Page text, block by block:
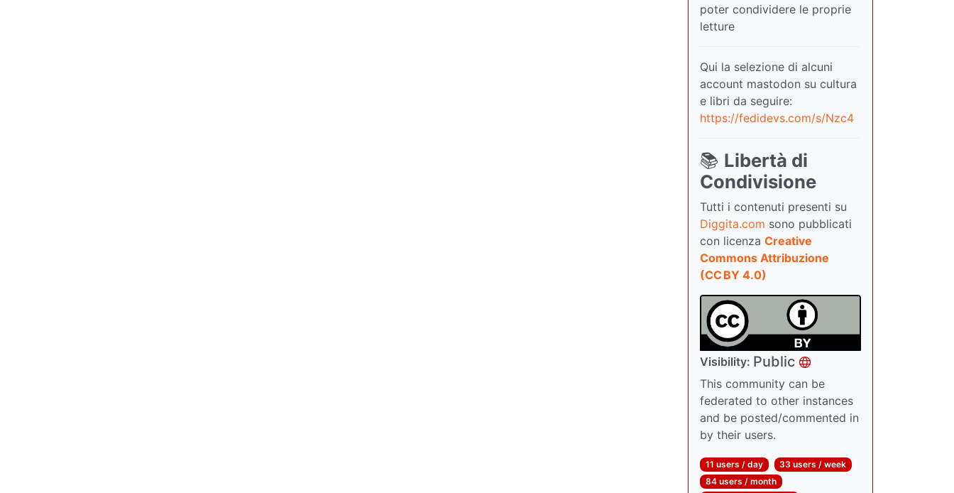
poter condividere le proprie
letture
Qui la selezione di alcuni
account mastodon su cultura
e libri da seguire:
https://fedidevs.com/s/Nzc4
📚 Libertà di
Condivisione
Tutti i contenuti presenti su
Diggita.com sono pubblicati
con licenza Creative
Commons Attribuzione
(CC BY 4.0)
Visibility: Public
This community can be
federated to other instances
and be posted/commented in
by their users.
11 users / day
33 users / week
84 users / month